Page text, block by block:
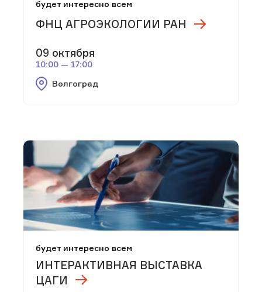
будет интересно всем
ФНЦ АГРОЭКОЛОГИИ РАН
09 октября
10:00 — 17:00
Волгоград
будет интересно всем
ИНТЕРАКТИВНАЯ ВЫСТАВКА
ЦАГИ